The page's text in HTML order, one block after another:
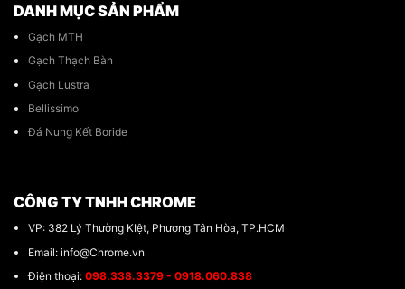
DANH MỤC SẢN PHẨM
Gạch MTH
Gạch Thạch Bàn
Gạch Lustra
Bellissimo
Đá Nung Kết Boride
CÔNG TY TNHH CHROME
VP: 382 Lý Thường KIệt, Phương Tân Hòa, TP.HCM
Email: info@Chrome.vn
Điện thoại: 098.338.3379 - 0918.060.838